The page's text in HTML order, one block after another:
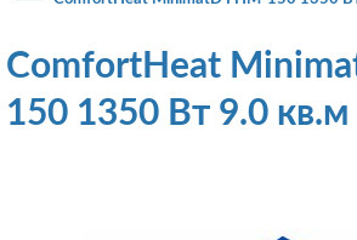
ComfortHeat
150 1350 Вт 9.0 кв.м